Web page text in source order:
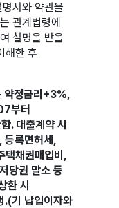
서와 약관을
관계법령에
설명을 받을
해한 후
약정금리+3%,
부터
. 대출계약 시
등록면허세,
택채권매입비,
당권 말소 등
환 시
.(기 납입이자와